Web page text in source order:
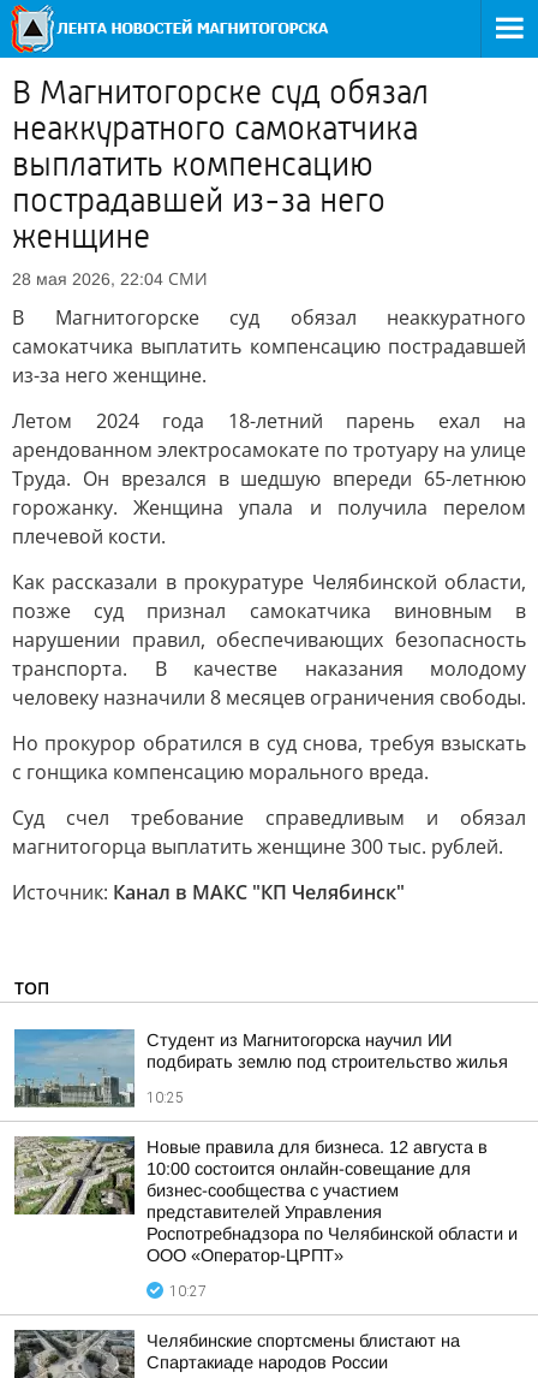
В Магнитогорске суд обязал
неаккуратного самокатчика
выплатить компенсацию
пострадавшей из-за него
женщине
28 мая 2026, 22:04 СМИ
В Магнитогорске суд обязал неаккуратного
самокатчика выплатить компенсацию пострадавшей
из-за него женщине.
Летом 2024 года 18-летний парень ехал на
арендованном электросамокате по тротуару на улице
Труда. Он врезался в шедшую впереди 65-летнюю
горожанку. Женщина упала и получила перелом
плечевой кости.
Как рассказали в прокуратуре Челябинской области,
позже суд признал самокатчика виновным в
нарушении правил, обеспечивающих безопасность
транспорта. В качестве наказания молодому
человеку назначили 8 месяцев ограничения свободы.
Но прокурор обратился в суд снова, требуя взыскать
с гонщика компенсацию морального вреда.
Суд счел требование справедливым и обязал
магнитогорца выплатить женщине 300 тыс. рублей.
Источник: Канал в МАКС "КП Челябинск"
ТОП
Студент из Магнитогорска научил ИИ
подбирать землю под строительство жилья
10:25
Новые правила для бизнеса. 12 августа в
10:00 состоится онлайн-совещание для
бизнес-сообщества с участием
представителей Управления
Роспотребнадзора по Челябинской области и
ООО «Оператор-ЦРПТ»
10:27
Челябинские спортсмены блистают на
Спартакиаде народов России